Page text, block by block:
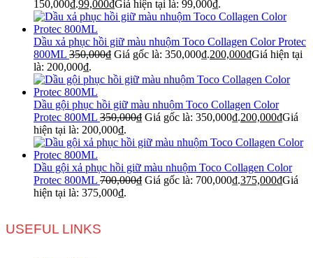
150,000₫.99,000₫Giá hiện tại là: 99,000₫.
Dầu xả phục hồi giữ màu nhuộm Toco Collagen Color Protec
800ML 350,000₫ Giá gốc là: 350,000₫.200,000₫Giá hiện tại
là: 200,000₫.
Dầu gội phục hồi giữ màu nhuộm Toco Collagen Color
Protec 800ML 350,000₫ Giá gốc là: 350,000₫.200,000₫Giá
hiện tại là: 200,000₫.
Dầu gội xả phục hồi giữ màu nhuộm Toco Collagen Color
Protec 800ML 700,000₫ Giá gốc là: 700,000₫.375,000₫Giá
hiện tại là: 375,000₫.
USEFUL LINKS